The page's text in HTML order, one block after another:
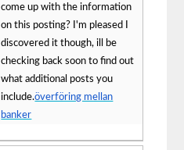
come up with the information
on this posting? I'm pleased I
discovered it though, ill be
checking back soon to find out
what additional posts you
include.överföring mellan
banker